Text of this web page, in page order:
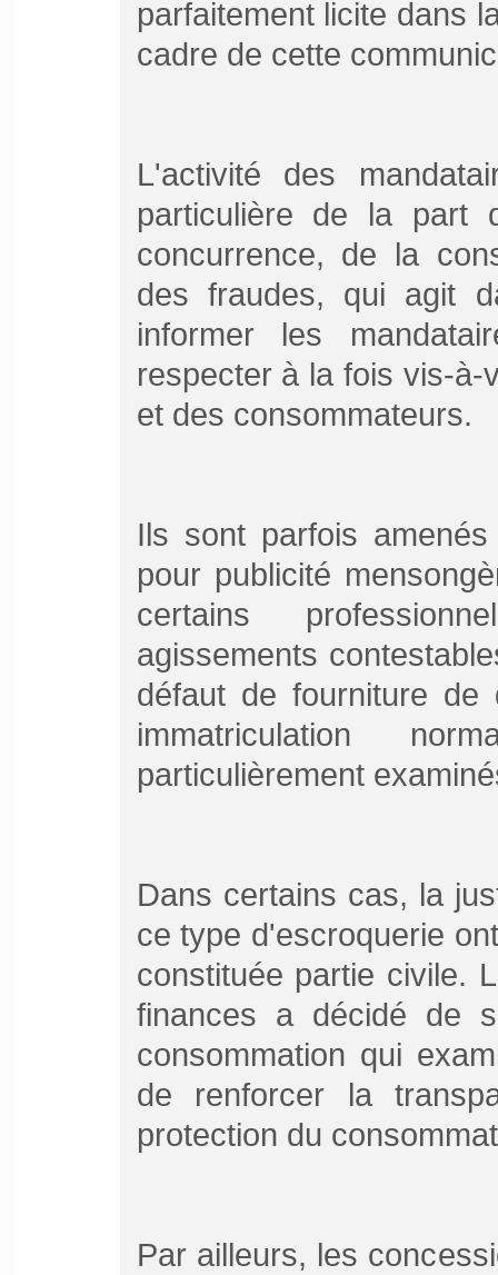
parfaitement licite dans
cadre de cette
L'activité des
particulière de la part
concurrence, de la
des fraudes, qui agit
informer les
respecter à la fois vis-à-
et des consommateurs.
Ils sont parfois
pour publicité
certains
agissements
défaut de fourniture de
immatriculation
particulièrement
Dans certains cas, la
ce type d'escroquerie
constituée partie civile.
finances a décidé de
consommation qui
de renforcer la
protection du
Par ailleurs, les